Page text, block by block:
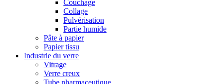
Couchage
Collage
Pulvérisation
Partie humide
Pâte à papier
Papier tissu
Industrie du verre
Vitrage
Verre creux
Tube pharmaceutique